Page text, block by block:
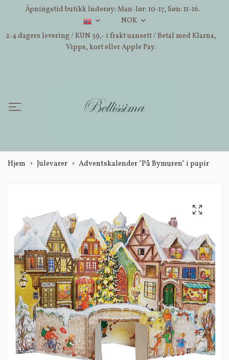
Åpningstid butikk Inderøy: Man-lør: 10-17, Søn: 11-16.
NOK
2-4 dagers levering / KUN 59,- i frakt uansett / Betal med Klarna,
Vipps, kort eller Apple Pay.
Hjem Julevarer Adventskalender "På Bymuren" i papir